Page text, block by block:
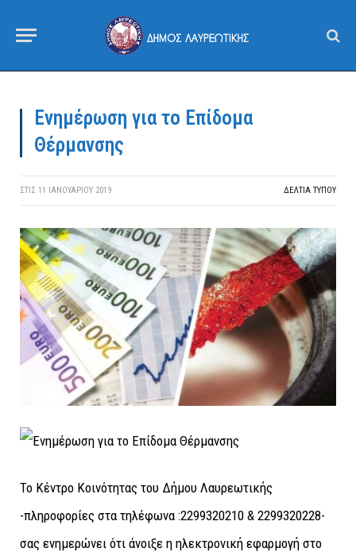
Ενημέρωση για το Επίδομα
Θέρμανσης
ΣΤΙΣ 11 ΙΑΝΟΥΑΡΊΟΥ 2019 ΔΕΛΤΙΑ ΤΥΠΟΥ
Το Κέντρο Κοινότητας του Δήμου Λαυρεωτικής
-πληροφορίες στα τηλέφωνα :2299320210 & 2299320228-
σας ενημερώνει ότι άνοιξε η ηλεκτρονική εφαρμογή στο